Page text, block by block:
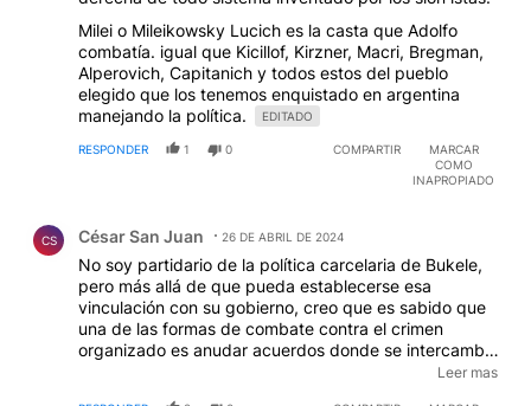
Milei o Mileikowsky Lucich es la casta que Adolfo
combatía. igual que Kicillof, Kirzner, Macri, Bregman,
Alperovich, Capitanich y todos estos del pueblo
elegido que los tenemos enquistado en argentina
manejando la política.
EDITADO
RESPONDER 1 0 COMPARTIR
MARCAR
COMO
INAPROPIADO
CS César San Juan 26 DE ABRIL DE 2024
No soy partidario de la política carcelaria de Bukele,
pero más allá de que pueda establecerse esa
vinculación con su gobierno, creo que es sabido que
una de las formas de combate contra el crimen
organizado es anudar acuerdos donde se intercambia
información por ciertos favores que redundan en un
Leer mas